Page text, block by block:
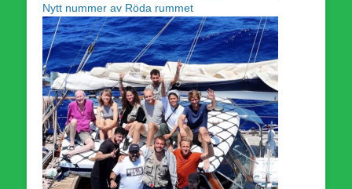
Nytt nummer av Röda rummet